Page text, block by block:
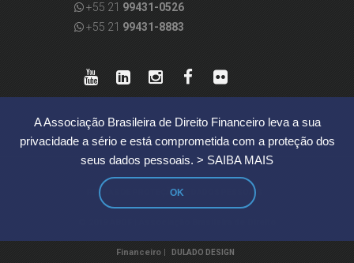
A Associação Brasileira de Direito Financeiro leva a sua
privacidade a sério e está comprometida com a proteção dos
seus dados pessoais. > SAIBA MAIS
OK
+55 21 99431-0526
+55 21 99431-8883
REGRAS DE PROTEÇÃO DE DADOS PESSOAIS
Financeiro | DULADO DESIGN